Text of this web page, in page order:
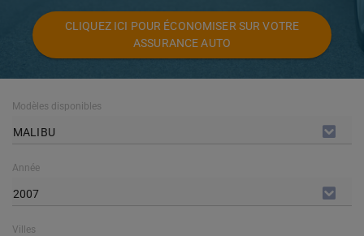
CLIQUEZ ICI POUR ÉCONOMISER SUR VOTRE
ASSURANCE AUTO
Modèles disponibles
MALIBU
Année
2007
Villes